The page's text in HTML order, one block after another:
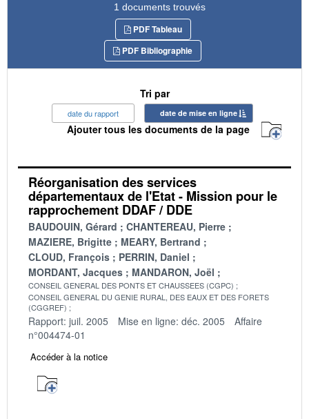
1 documents trouvés
PDF Tableau
PDF Bibliographie
Tri par
date du rapport date de mise en ligne
Ajouter tous les documents de la page
Réorganisation des services
départementaux de l'Etat - Mission pour le
rapprochement DDAF / DDE
BAUDOUIN, Gérard
CHANTEREAU, Pierre
MAZIERE, Brigitte
MEARY, Bertrand
CLOUD, François
PERRIN, Daniel
MORDANT, Jacques
MANDARON, Joël
CONSEIL GENERAL DES PONTS ET CHAUSSEES (CGPC)
CONSEIL GENERAL DU GENIE RURAL, DES EAUX ET DES FORETS
(CGGREF)
Rapport: juil. 2005 Mise en ligne: déc. 2005
Affaire
n°004474-01
Accéder à la notice